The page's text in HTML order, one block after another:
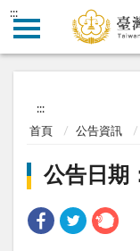
:::
:::
首頁 公告資訊
公告日期